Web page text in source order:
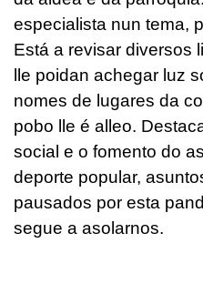
especialista nun tema,
Está a revisar diversos
lle poidan achegar luz
nomes de lugares da
pobo lle é alleo.
social e o fomento do
deporte popular,
pausados por esta
segue a asolarnos.